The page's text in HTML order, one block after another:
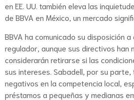
en EE. UU. también eleva las
de BBVA en México, un mercado
BBVA ha comunicado su disposición
regulador, aunque sus directivos han
considerarán retirarse si las
sus intereses. Sabadell, por su
negativos en la competencia local,
préstamos a pequeñas y medianas